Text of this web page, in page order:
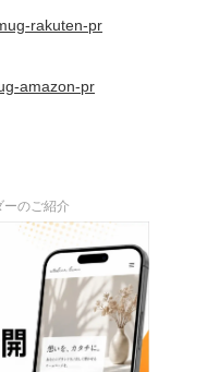
rakuten-pr
amazon-pr
のご紹介